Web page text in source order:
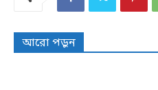
আরো পড়ুন